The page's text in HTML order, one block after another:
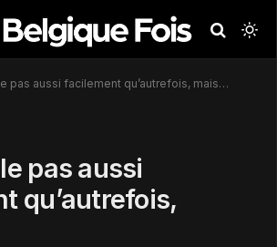
pas aussi facilement qu’autrefois, mais…
pas aussi
qu’autrefois,